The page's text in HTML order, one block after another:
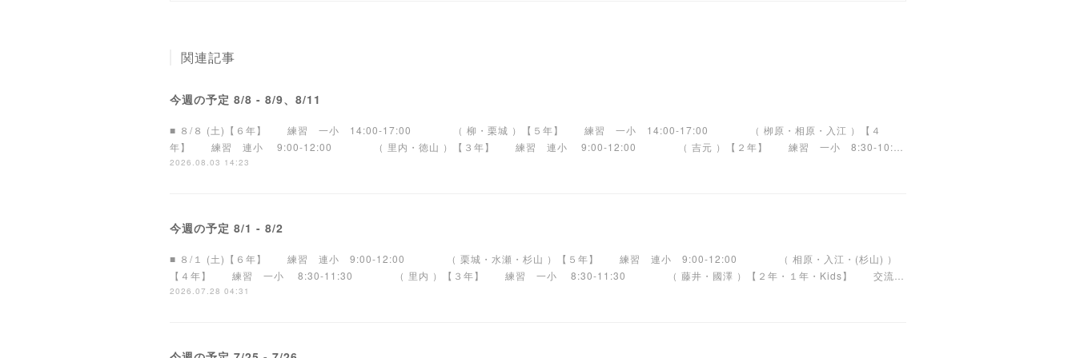
関連記事
今週の予定 8/8 - 8/9、8/11
■ ８/８ (土)【６年】 練習 一小 14:00-17:00 （ 柳・栗城 ）【５年】 練習 一小 14:00-17:00 （ 栁原・相原・入江 ）【４
年】 練習 連小 9:00-12:00 （ 里内・徳山 ）【３年】 練習 連小 9:00-12:00 （ 吉元 ）【２年】 練習 一小 8:30-10:…
2026.08.03 14:23
今週の予定 8/1 - 8/2
■ ８/１ (土)【６年】 練習 連小 9:00-12:00 （ 栗城・水瀬・杉山 ）【５年】 練習 連小 9:00-12:00 （ 相原・入江・(杉山) ）
【４年】 練習 一小 8:30-11:30 （ 里内 ）【３年】 練習 一小 8:30-11:30 （ 藤井・國澤 ）【２年・１年・Kids】 交流…
2026.07.28 04:31